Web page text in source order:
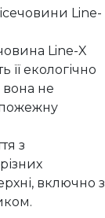
Line-
Line-X
її екологічно
не
з
включно з